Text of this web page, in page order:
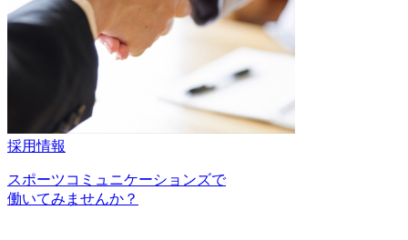
採用情報
スポーツコミュニケーションズで
働いてみませんか？